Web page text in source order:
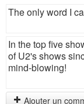
The only word I
In the top five
of U2's shows
mind-blowing!
Ajouter un